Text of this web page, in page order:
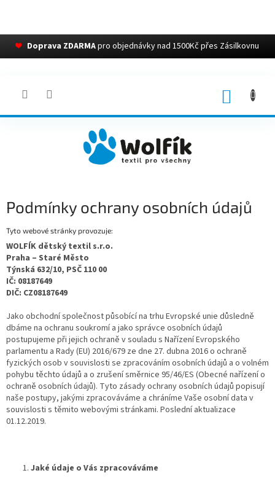
❤ Doprava ZDARMApro objednávky nad 1500Kč přes Zásilkovnu
Podmínky ochrany osobních údajů
Tyto webové stránky provozuje:
WOLFÍK dětský textil s.r.o.
Praha – Staré Město
Týnská 632/10, PSČ 110 00
IČ: 08187649
DIČ: CZ08187649
Jako obchodní společnost působící na trhu Evropské unie důsledně
dbáme na ochranu soukromí a jako správce osobních údajů
postupujeme při jejich ochraně v souladu s Nařízení Evropského
parlamentu a Rady (EU) 2016/679 ze dne 27. dubna 2016 o ochraně
fyzických osob v souvislosti se zpracováním osobních údajů a o volném
pohybu těchto údajů a o zrušení směrnice 95/46/ES (Obecné nařízení o
ochraně osobních údajů). Tyto zásady ochrany osobních údajů popisují
naše postupy, jakými zpracováváme a chráníme Vaše osobní data v
souvislosti s těmito webovými stránkami. Poslední aktualizace
01.12.2019.
Jaké údaje o Vás zpracováváme